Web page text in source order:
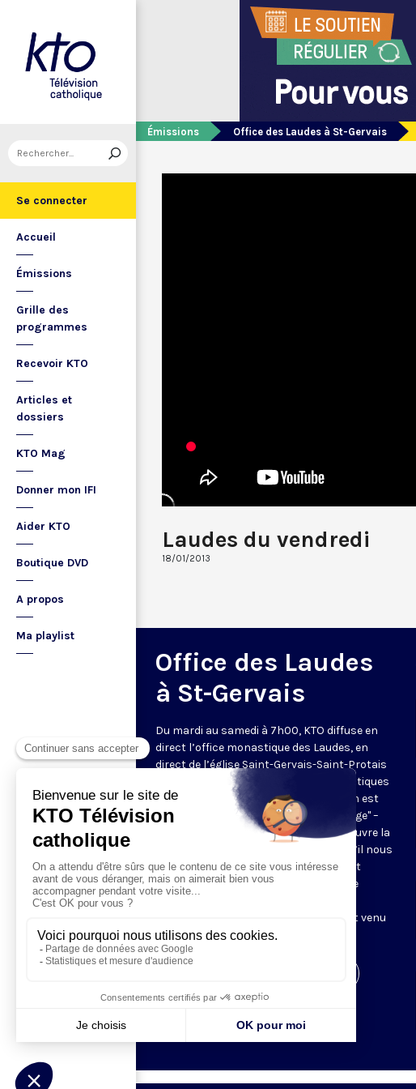
Se connecter
Accueil
Émissions
Grille des
programmes
Recevoir KTO
Articles et
dossiers
KTO Mag
Donner mon IFI
Aider KTO
Boutique DVD
A propos
Ma playlist
Émissions Office des Laudes à St-Gervais
Laudes du vendredi
18/01/2013
Office des Laudes
à St-Gervais
Du mardi au samedi à 7h00, KTO diffuse en
direct l’office monastique des Laudes, en
direct de l’église Saint-Gervais-Saint-Protais
(Paris IVe), avec les Fraternités Monastiques
de Jérusalem. Les Laudes – dont le nom est
dérivé du terme latin qui signifie "louange" –
sont d’abord la prière de louange qui ouvre la
journée pour remercier Dieu du don qu’il nous
fait de ce jour nouveau, et le placer tout
entier sous son regard. Mais son heure
Résurrection du Seigneur, "soleil levant venu
nous visiter" (Lc 1,28).